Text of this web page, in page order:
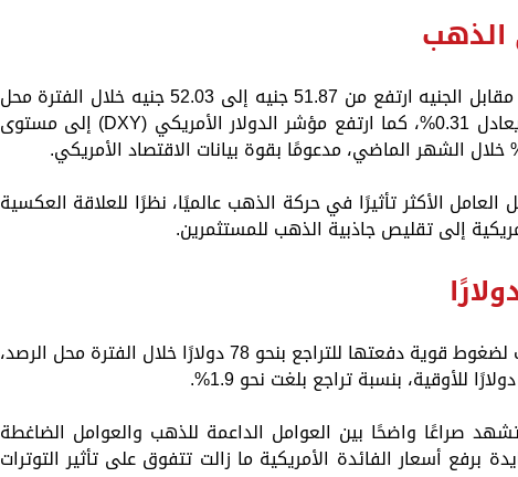
الذهب
ولفت تقرير آي صاغة إلى أن سعر الدولار مقابل الجنيه ارتفع من 51.87 جنيه إلى 52.03 جنيه خلال الفترة محل
التحليل، بزيادة بلغت نحو 16 قرشًا أو ما يعادل 0.31%، كما ارتفع مؤشر الدولار الأمريكي (DXY) إلى مستوى
الأكثر تأثيرًا في حركة الذهب عالميًا، نظرًا للعلاقة العكسية
إلى تقليص جاذبية الذهب للمستثمرين.
وعلى الصعيد العالمي، تعرض سعر الذهب لضغوط قوية دفعتها للتراجع بنحو 78 دولارًا خلال الفترة محل الرصد،
صراعًا واضحًا بين العوامل الداعمة للذهب والعوامل الضاغطة
برفع أسعار الفائدة الأمريكية ما زالت تتفوق على تأثير التوترات